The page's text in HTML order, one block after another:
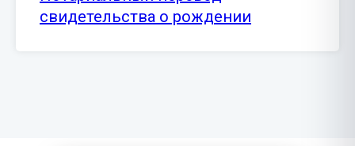
свидетельства о рождении